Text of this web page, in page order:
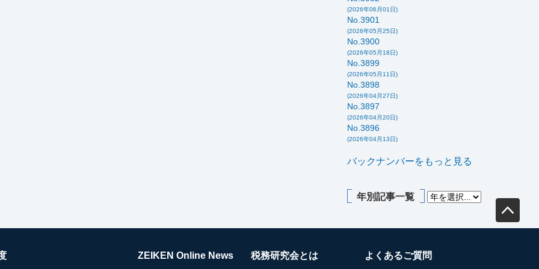
(2026年06月01日)
No.3901
(2026年05月25日)
No.3900
(2026年05月18日)
No.3899
(2026年05月11日)
No.3898
(2026年04月27日)
No.3897
(2026年04月20日)
No.3896
(2026年04月13日)
バックナンバーをもっと見る
年別記事一覧
ZEIKEN Online News 税務研究会とは よくあるご質問